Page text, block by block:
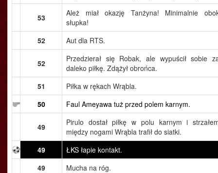
53
Ależ miał okazję Tanżyna! Minimalnie
słupka!
52
Aut dla RTS.
52
Przedzierał się Robak, ale wypuścił sobie
daleko piłkę. Zdążył obrońca.
51
Piłka w rękach Wrąbla.
50
Faul Ameyawa tuż przed polem karnym.
49
Pirulo dostał piłkę w polu karnym i
między nogami Wrąbla trafił do siatki.
49
ŁKS łapie kontakt.
49
Mucha na róg.